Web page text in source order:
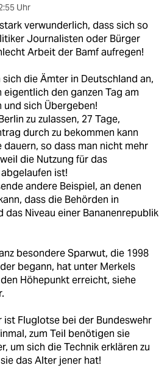
Uhr
verwunderlich, dass sich so
Journalisten oder Bürger
Arbeit der Bamf aufregen!
sich die Ämter in Deutschland an,
eigentlich den ganzen Tag am
und sich Übergeben!
zu zulassen, 27 Tage,
durch zu bekommen kann
so dass man nicht mehr
die Nutzung für das
ist!
andere Beispiel, an denen
dass die Behörden in
das Niveau einer Bananenrepublik
besondere Sparwut, die 1998
begann, hat unter Merkels
Höhepunkt erreicht, siehe
ist Fluglotse bei der Bundeswehr
zum Teil benötigen sie
um sich die Technik erklären zu
das Alter jener hat!